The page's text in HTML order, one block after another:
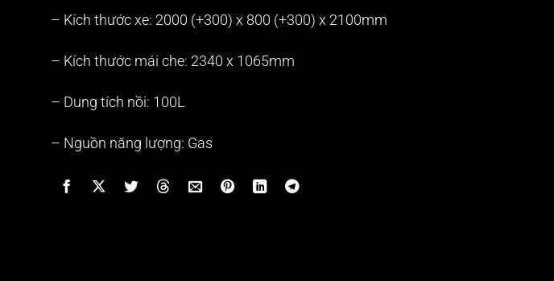
– Kích thước xe: 2000 (+300) x 800 (+300) x 2100mm
– Kích thước mái che: 2340 x 1065mm
– Dung tích nồi: 100L
– Nguồn năng lượng: Gas